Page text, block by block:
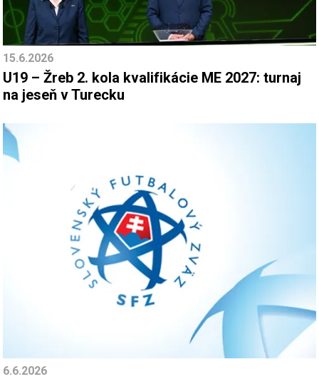
15.6.2026
U19 – Žreb 2. kola kvalifikácie ME 2027: turnaj
na jeseň v Turecku
6.6.2026